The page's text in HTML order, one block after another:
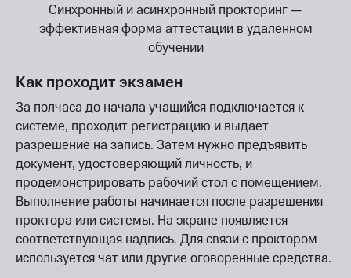
Синхронный и асинхронный прокторинг —
эффективная форма аттестации в удаленном
обучении
Как проходит экзамен
За полчаса до начала учащийся подключается к
системе, проходит регистрацию и выдает
разрешение на запись. Затем нужно предъявить
документ, удостоверяющий личность, и
продемонстрировать рабочий стол с помещением.
Выполнение работы начинается после разрешения
проктора или системы. На экране появляется
соответствующая надпись. Для связи с проктором
используется чат или другие оговоренные средства.